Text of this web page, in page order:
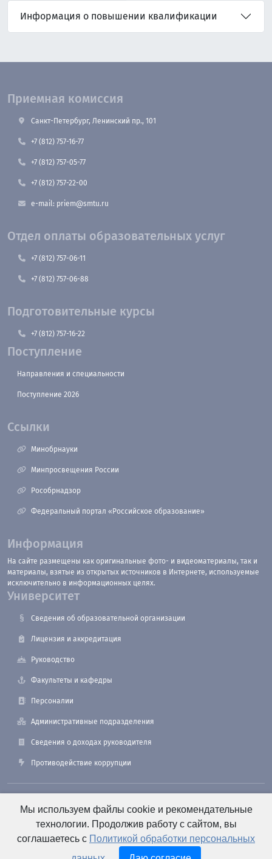
Информация о повышении квалификации
Приемная комиссия
Санкт-Петербург, Ленинский пр., 101
+7 (812) 757-16-77
+7 (812) 757-05-77
+7 (812) 757-22-00
e-mail: priem@smtu.ru
Отдел оплаты образовательных услуг
+7 (812) 757-06-11
+7 (812) 757-06-88
Подготовительные курсы
+7 (812) 757-16-22
Поступление
Направления и специальности
Поступление 2026
Ссылки
Минобрнауки
Минпросвещения России
Рособрнадзор
Федеральный портал «Российское образование»
Информация
На сайте размещены как оригинальные фото- и видеоматериалы, так и
материалы, взятые из открытых источников в Интернете, используемые
исключительно в информационных целях.
Университет
Сведения об образовательной организации
Лицензия и аккредитация
Руководство
Факультеты и кафедры
Персоналии
Административные подразделения
Сведения о доходах руководителя
Противодействие коррупции
190121, Санкт-Петербург, ул. Лоцманская, 3
+7 (812) 495-26-48 Оперативный дежурный
Мы используем файлы cookie и рекомендательные
технологии. Продолжив работу с сайтом, вы
соглашаетесь с Политикой обработки персональных